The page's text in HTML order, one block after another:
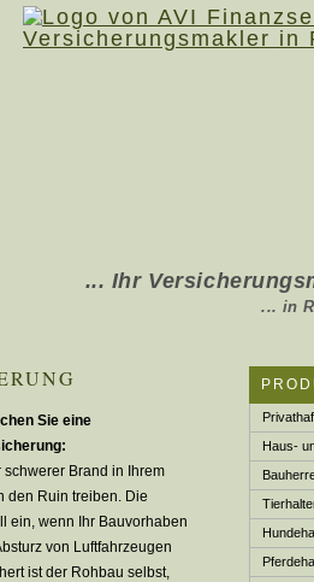
... Ihr
... in Rhede,
Haus-
Sie eine
schwerer Brand in Ihrem
den Ruin treiben. Die
ein, wenn Ihr Bauvorhaben
von Luftfahrzeugen
ist der Rohbau selbst,